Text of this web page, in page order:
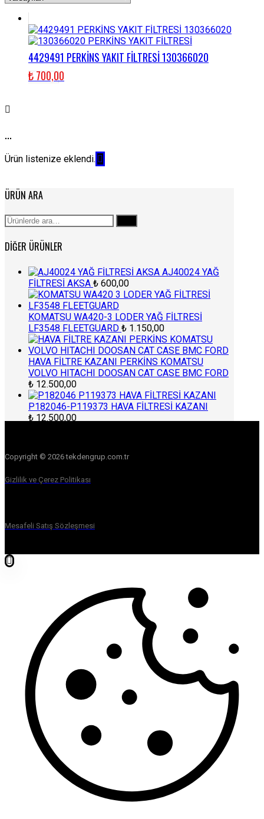
4429491 PERKİNS YAKIT FİLTRESİ 130366020
₺700,00
...
Ürün listenize eklendi.
ÜRÜN ARA
Ara:
DIĞER ÜRÜNLER
AJ40024 YAĞ
FİLTRESİ AKSA ₺ 600,00
KOMATSU WA420-3 LODER YAĞ FİLTRESİ
LF3548 FLEETGUARD ₺ 1.150,00
HAVA FİLTRE KAZANI PERKİNS KOMATSU
VOLVO HITACHI DOOSAN CAT CASE BMC FORD
₺ 12.500,00
P182046-P119373 HAVA FİLTRESİ KAZANI
₺ 12.500,00
Copyright © 2026 tekdengrup.com.tr
Gizlilik ve Çerez Politikası
Mesafeli Satış Sözleşmesi